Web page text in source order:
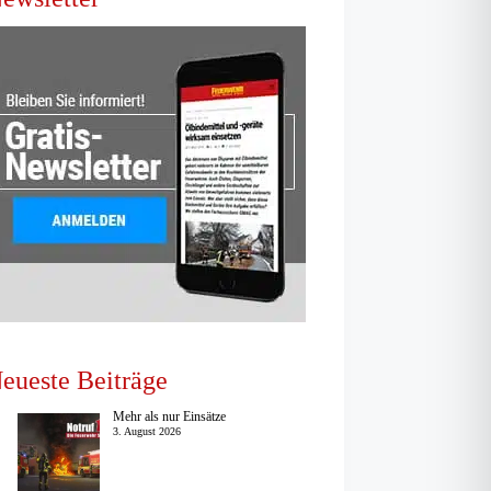
Beiträge
Mehr als nur Einsätze
3. August 2026